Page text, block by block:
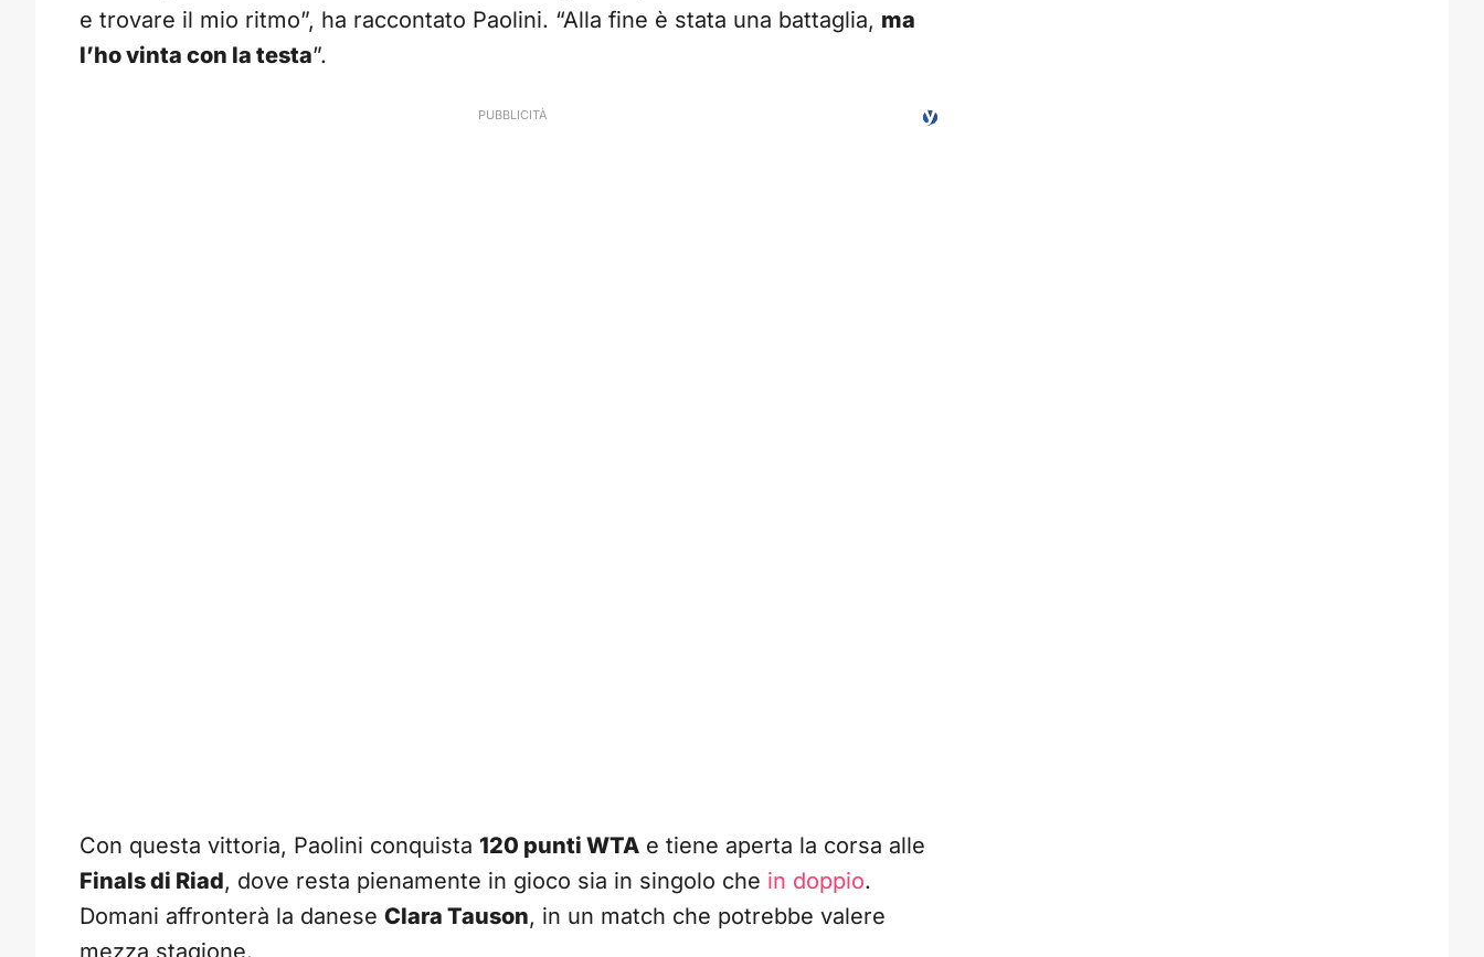
e trovare il mio ritmo”, ha raccontato Paolini. “Alla fine è stata una battaglia, ma
l’ho vinta con la testa”.
Con questa vittoria, Paolini conquista 120 punti WTA e tiene aperta la corsa alle
Finals di Riad, dove resta pienamente in gioco sia in singolo che in doppio.
Domani affronterà la danese Clara Tauson, in un match che potrebbe valere